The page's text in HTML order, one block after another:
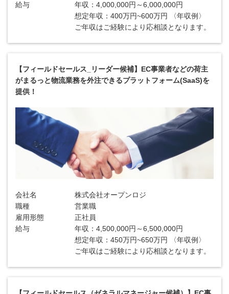
給与
年収：4,000,000円～6,000,000円
想定年収：400万円~600万円 〈年収例〉
ご年収はご経験により応相談となります。
【フィールドセールス_リーダー候補】EC事業者などの荷主
がまるっと物流業務を外注できるプラットフォーム(SaaS)を
提供！
会社名
株式会社オープンロジ
職種
営業職
雇用形態
正社員
給与
年収：4,500,000円～6,500,000円
想定年収：450万円~650万円 〈年収例〉
ご年収はご経験により応相談となります。